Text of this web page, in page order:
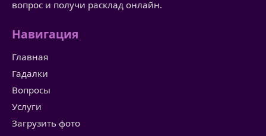
вопрос и получи расклад онлайн.
Навигация
Главная
Гадалки
Вопросы
Услуги
Загрузить фото